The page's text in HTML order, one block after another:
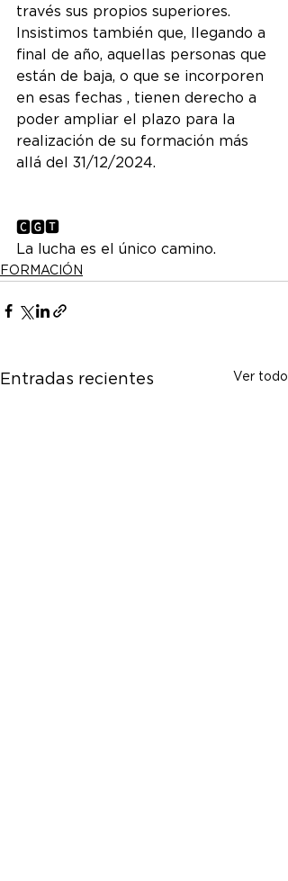
través sus propios superiores.
Insistimos también que, llegando a
final de año, aquellas personas que
están de baja, o que se incorporen
en esas fechas , tienen derecho a
poder ampliar el plazo para la
realización de su formación más
allá del 31/12/2024.
🅲🅶🆃
La lucha es el único camino.
FORMACIÓN
Entradas recientes Ver todo